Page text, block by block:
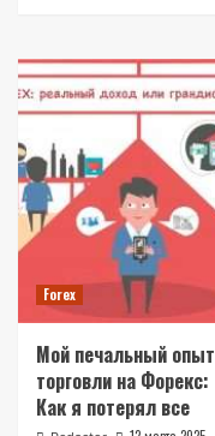
Forex
Мой печальный опыт
торговли на Форекс:
Как я потерял все